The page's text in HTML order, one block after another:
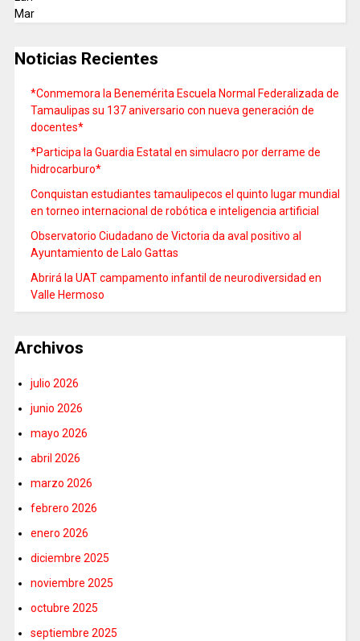
Mar
Noticias Recientes
*Conmemora la Benemérita Escuela Normal Federalizada de
Tamaulipas su 137 aniversario con nueva generación de
docentes*
*Participa la Guardia Estatal en simulacro por derrame de
hidrocarburo*
Conquistan estudiantes tamaulipecos el quinto lugar mundial
en torneo internacional de robótica e inteligencia artificial
Observatorio Ciudadano de Victoria da aval positivo al
Ayuntamiento de Lalo Gattas
Abrirá la UAT campamento infantil de neurodiversidad en
Valle Hermoso
Archivos
julio 2026
junio 2026
mayo 2026
abril 2026
marzo 2026
febrero 2026
enero 2026
diciembre 2025
noviembre 2025
octubre 2025
septiembre 2025